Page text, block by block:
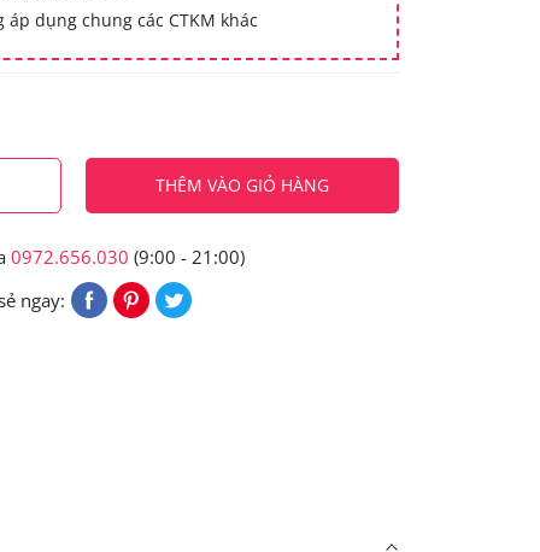
dụng chung các CTKM khác
THÊM VÀO GIỎ HÀNG
0972.656.030 (9:00 - 21:00)
ngay: